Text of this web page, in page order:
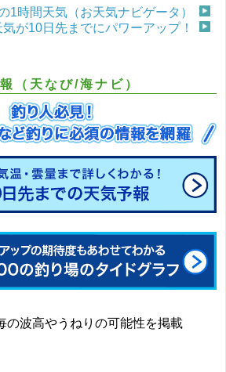
1時間天気（お天気ナビゲータ）
が10日先までにパワーアップ！
（天なび/海ナビ）
の波高やうねりの可能性を掲載